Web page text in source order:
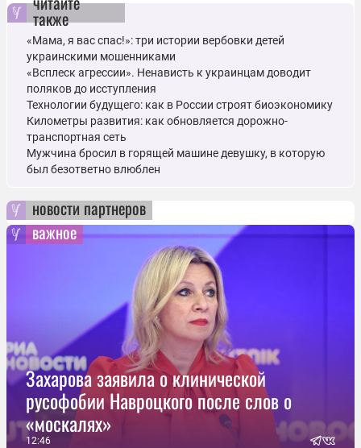
также
«Мама, я вас спас!»: три истории вербовки детей
украинскими мошенниками
«Всплеск агрессии». Ненависть к украинцам доводит
поляков до исступления
Технологии будущего: как в России строят биоэкономику
Километры развития: как обновляется дорожно-
транспортная сеть
Мужчина бросил в горящей машине девушку, в которую
был безответно влюблен
новости партнеров
важное
Захарова заявила о клинической
русофобии Навроцкого после слов о
«москалях»
12:46